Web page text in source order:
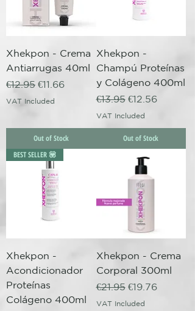
Xhekpon - Crema
Antiarrugas 40ml
Regular Price
€12.95 Sale Price
€11.66
VAT Included
Out of Stock
Xhekpon -
Champú Proteínas
y Colágeno 400ml
Regular Price
€13.95 Sale Price
€12.56
VAT Included
Out of Stock
BEST SELLER 💟
Xhekpon -
Acondicionador
Proteínas
Colágeno 400ml
Xhekpon - Crema
Corporal 300ml
Regular Price
€21.95 Sale Price
€19.76
VAT Included